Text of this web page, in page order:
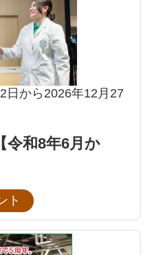
日から2026年12月27
令和8年6月か
ト